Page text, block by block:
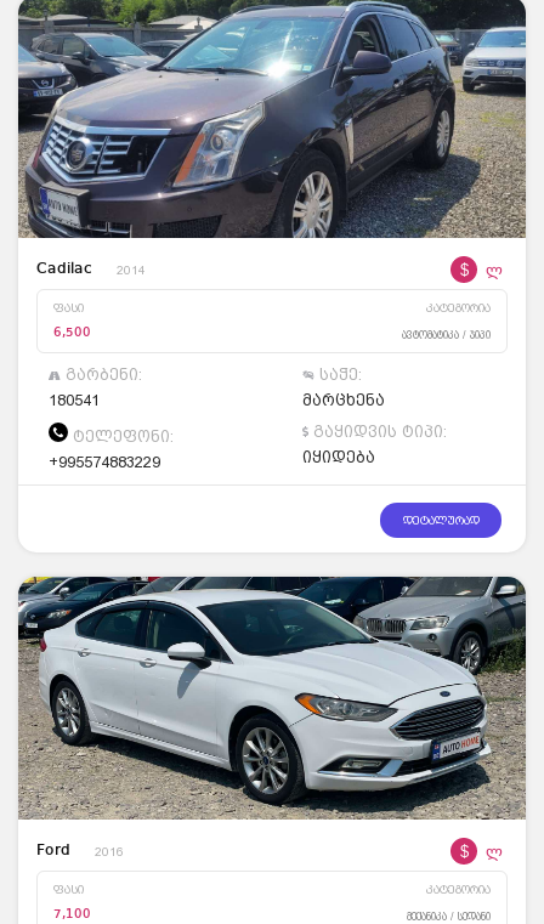
Cadilac 2014 $ ლ
ფასი კატეგორია
6,500 ავტომატიკა / ჯიპი
გარბენი:
180541
საჭე:
მარცხენა
ტელეფონი:
+995574883229
გაყიდვის ტიპი:
იყიდება
დეტალურად
Ford 2016 $ ლ
ფასი კატეგორია
7,100 მექანიკა / სედანი